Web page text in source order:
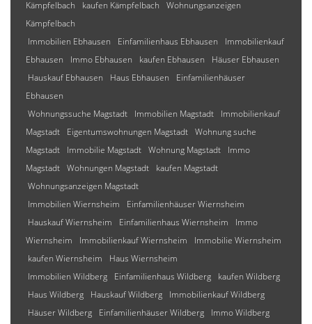
Kämpfelbach
kaufen Kämpfelbach
Wohnungsanzeigen
Kämpfelbach
Immobilien Ebhausen
Einfamilienhaus Ebhausen
Immobilienkauf
Ebhausen
Immo Ebhausen kaufen Ebhausen
Häuser Ebhausen
Hauskauf Ebhausen
Haus Ebhausen
Einfamilienhäuser
Ebhausen
Wohnungssuche Magstadt
Immobilien Magstadt
Immobilienkauf
Magstadt
Eigentumswohnungen Magstadt Wohnung suche
Magstadt
Immobilie Magstadt Wohnung Magstadt
Immo
Magstadt Wohnungen Magstadt
kaufen Magstadt
Wohnungsanzeigen Magstadt
Immobilien Wiernsheim
Einfamilienhäuser Wiernsheim
Hauskauf Wiernsheim
Einfamilienhaus Wiernsheim
Immo
Wiernsheim
Immobilienkauf Wiernsheim
Immobilie Wiernsheim
kaufen Wiernsheim
Haus Wiernsheim
Immobilien Wildberg
Einfamilienhaus Wildberg
kaufen Wildberg
Haus Wildberg
Hauskauf Wildberg
Immobilienkauf Wildberg
Häuser Wildberg
Einfamilienhäuser Wildberg
Immo Wildberg